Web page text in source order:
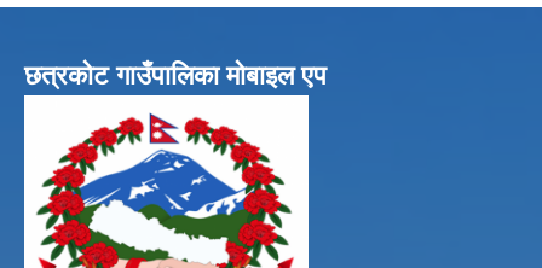
छत्रकोट गाउँपालिका मोबाइल एप